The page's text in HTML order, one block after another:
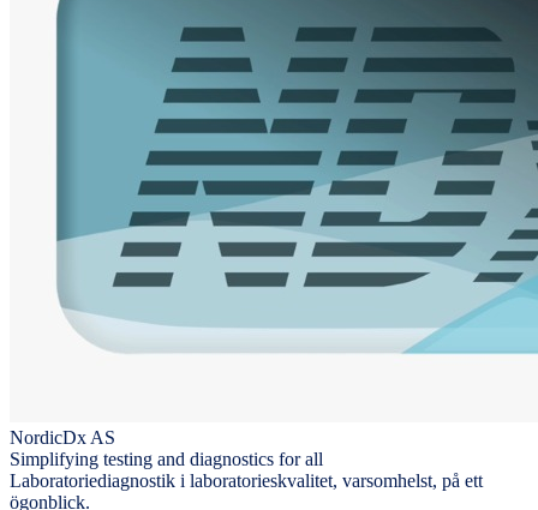
NordicDx AS
Simplifying testing and diagnostics for all
Laboratoriediagnostik i laboratorieskvalitet, varsomhelst, på ett
ögonblick.